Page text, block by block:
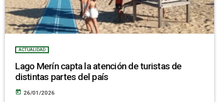
ACTUALIDAD
Lago Merín capta la atención de turistas de
distintas partes del país
today 26/01/2026